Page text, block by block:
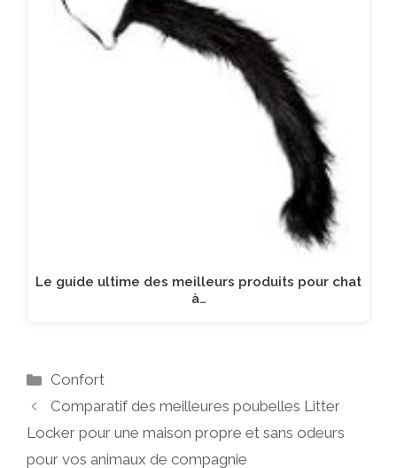
Le guide ultime des meilleurs produits pour chat
à…
Catégories
Confort
Comparatif des meilleures poubelles Litter
Locker pour une maison propre et sans odeurs
pour vos animaux de compagnie